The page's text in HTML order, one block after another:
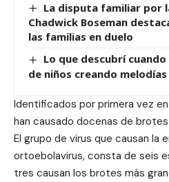
La disputa familiar por
Chadwick Boseman
las familias en duelo
Lo que descubrí
de niños creando
Identificados por primera vez en
han causado docenas de
El grupo de virus que causan la
ortoebolavirus, consta de seis
tres causan los brotes más